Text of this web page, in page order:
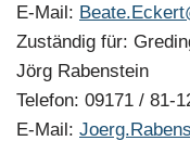
E-Mail:
Zuständig für:
Jörg Rabenstein
Telefon: 09171 / 81-
E-Mail: